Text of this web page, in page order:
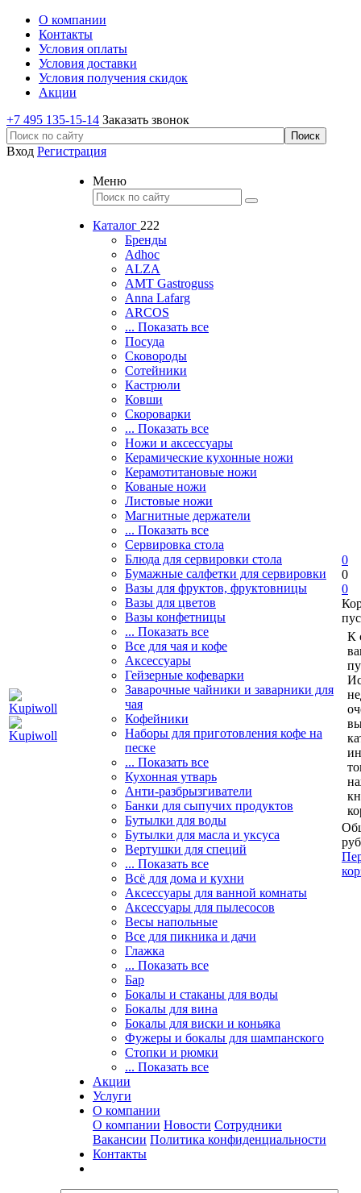
О компании
Контакты
Условия оплаты
Условия доставки
Условия получения скидок
Акции
+7 495 135-15-14 Заказать звонок
Вход Регистрация
Меню
Каталог 222
Бренды
Adhoc
ALZA
AMT Gastroguss
Anna Lafarg
ARCOS
... Показать все
Посуда
Сковороды
Сотейники
Кастрюли
Ковши
Скороварки
... Показать все
Ножи и аксессуары
Керамические кухонные ножи
Керамотитановые ножи
Кованые ножи
Листовые ножи
Магнитные держатели
... Показать все
Сервировка стола
Блюда для сервировки стола
Бумажные салфетки для сервировки
Вазы для фруктов, фруктовницы
Вазы для цветов
Вазы конфетницы
... Показать все
Все для чая и кофе
Аксессуары
Гейзерные кофеварки
Заварочные чайники и заварники для
чая
Кофейники
Наборы для приготовления кофе на
песке
... Показать все
Кухонная утварь
Анти-разбрызгиватели
Банки для сыпучих продуктов
Бутылки для воды
Бутылки для масла и уксуса
Вертушки для специй
... Показать все
Всё для дома и кухни
Аксессуары для ванной комнаты
Аксессуары для пылесосов
Весы напольные
Все для пикника и дачи
Глажка
... Показать все
Бар
Бокалы и стаканы для воды
Бокалы для вина
Бокалы для виски и коньяка
Фужеры и бокалы для шампанского
Стопки и рюмки
... Показать все
Акции
Услуги
О компании
О компании Новости Сотрудники
Вакансии Политика конфиденциальности
Контакты
0
0
0
К